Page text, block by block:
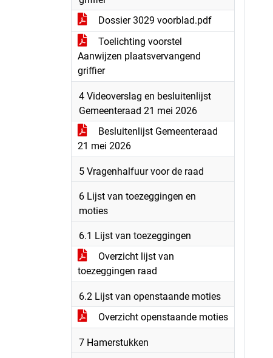
Dossier 3029 voorblad.pdf
Toelichting voorstel
Aanwijzen plaatsvervangend
griffier
4 Videoverslag en besluitenlijst
Gemeenteraad 21 mei 2026
Besluitenlijst Gemeenteraad
21 mei 2026
5 Vragenhalfuur voor de raad
6 Lijst van toezeggingen en
moties
6.1 Lijst van toezeggingen
Overzicht lijst van
toezeggingen raad
6.2 Lijst van openstaande moties
Overzicht openstaande moties
7 Hamerstukken